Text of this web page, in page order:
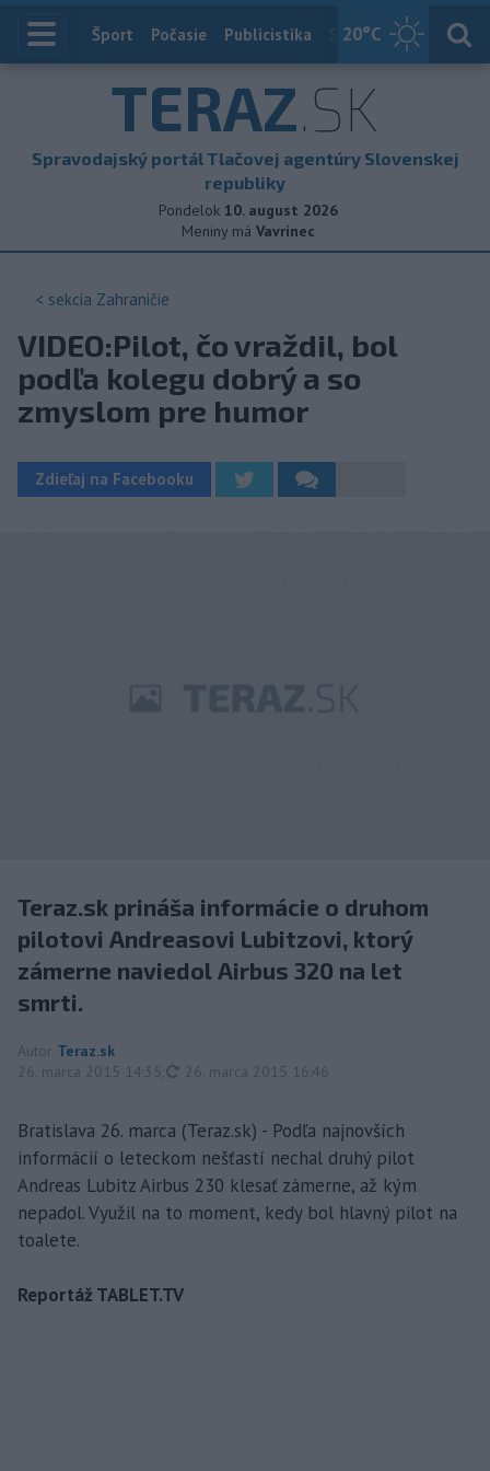
20°C
Index
Šport Počasie Publicistika Slovensko
TERAZ.SK
Spravodajský portál Tlačovej agentúry Slovenskej
republiky
Pondelok 10. august 2026
Meniny má Vavrinec
< sekcia Zahraničie
VIDEO:Pilot, čo vraždil, bol
podľa kolegu dobrý a so
zmyslom pre humor
Zdieľaj na Facebooku
Teraz.sk prináša informácie o druhom
pilotovi Andreasovi Lubitzovi, ktorý
zámerne naviedol Airbus 320 na let
smrti.
Autor Teraz.sk
26. marca 2015 14:35
aktualizované
26. marca 2015 16:46
Bratislava 26. marca (Teraz.sk) - Podľa najnovších
informácií o leteckom nešťastí nechal druhý pilot
Andreas Lubitz Airbus 230 klesať zámerne, až kým
nepadol. Využil na to moment, kedy bol hlavný pilot na
toalete.
Reportáž TABLET.TV